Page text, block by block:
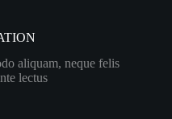
aliquam, neque felis
lectus